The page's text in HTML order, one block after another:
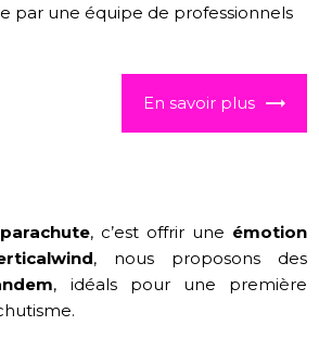
par une équipe de professionnels
En savoir plus
, c’est offrir une émotion
, nous proposons des
, idéals pour une première